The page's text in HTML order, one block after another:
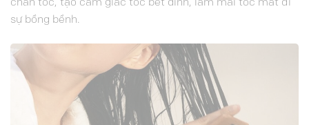
chân tóc, tạo cảm giác tóc bết dính, làm mái tóc mất đi
sự bồng bềnh.